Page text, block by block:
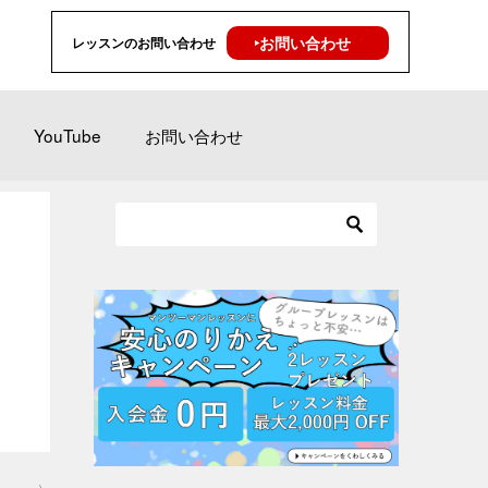
レッスンのお問い合わせ ‣お問い合わせ
YouTube お問い合わせ